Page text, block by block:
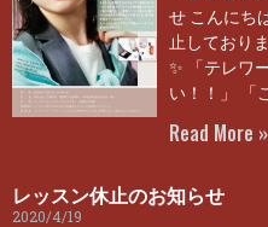
せ こんにち
止しており
✨ 「テレワ
い！！」 「
Read More »
レッスン休止のお知らせ
2020/4/19